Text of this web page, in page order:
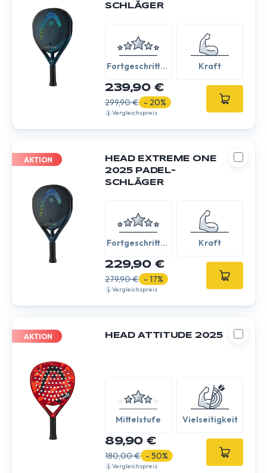
SCHLÄGER
Fortgeschritten
Kraft
239,90 €
299,90 € - 20%
Vergleichspreis
AKTION
HEAD EXTREME ONE
2025 PADEL-
SCHLÄGER
Fortgeschritten
Kraft
229,90 €
279,90 € - 17%
Vergleichspreis
AKTION HEAD ATTITUDE 2025
Mittelstufe Vielseitigkeit
89,90 €
180,00 € - 50%
Vergleichspreis